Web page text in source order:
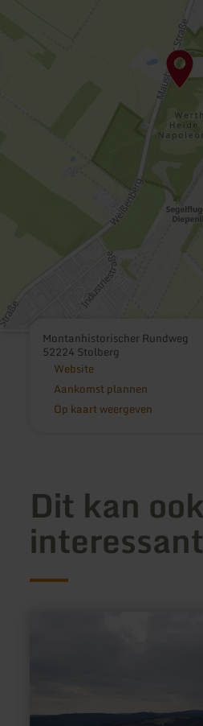
Montanhistorischer Rundweg
52224 Stolberg
Website
Aankomst plannen
Op kaart weergeven
Dit kan ook